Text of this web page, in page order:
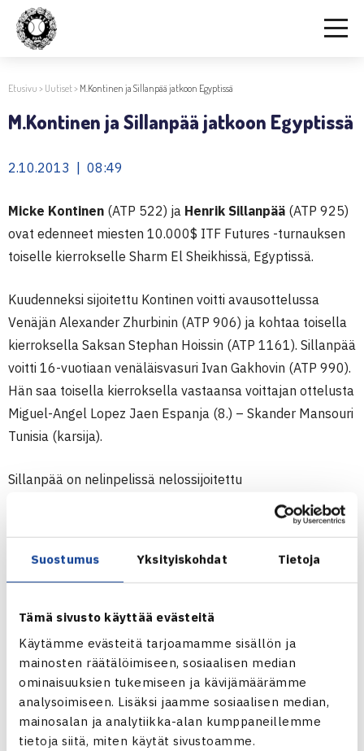
Suostumus Yksityiskohdat Tietoja
Tämä sivusto käyttää evästeitä
Käytämme evästeitä tarjoamamme sisällön ja
mainosten räätälöimiseen, sosiaalisen median
ominaisuuksien tukemiseen ja kävijämäärämme
analysoimiseen. Lisäksi jaamme sosiaalisen median,
mainosalan ja analytiikka-alan kumppaneillemme
tietoja siitä, miten käytät sivustoamme.
Etusivu > Uutiset> M.Kontinen ja Sillanpää jatkoon Egyptissä
M.Kontinen ja Sillanpää jatkoon Egyptissä
2.10.2013 | 08:49
Micke Kontinen (ATP 522) ja Henrik Sillanpää (ATP 925)
ovat edenneet miesten 10.000$ ITF Futures -turnauksen
toiselle kierrokselle Sharm El Sheikhissä, Egyptissä.
Kuudenneksi sijoitettu Kontinen voitti avausottelussa
Venäjän Alexander Zhurbinin (ATP 906) ja kohtaa toisella
kierroksella Saksan Stephan Hoissin (ATP 1161). Sillanpää
voitti 16-vuotiaan venäläisvasuri Ivan Gakhovin (ATP 990).
Hän saa toisella kierroksella vastaansa voittajan ottelusta
Miguel-Angel Lopez Jaen Espanja (8.) – Skander Mansouri
Tunisia (karsija).
Sillanpää on nelinpelissä nelossijoitettu
slovakialaisparinsa Marko Danisin kanssa. Pari kohtaa
ensimmäisellä kierroksella Italian Gianmarco Cacacen ja
Kontinen ei ole nelinpelissä.
Miesten 10.000$ ITF Futures
30.9.-6.10.2013 Sharm El Sheikh, Egypti
Kaksinpeli
1.kierrosta: Micke Kontinen (6.) – Alexander Zhurbin
Venäjä 63 64, Henrik Sillanpää – Ivan Gakhov Venäjä 62
76(4)